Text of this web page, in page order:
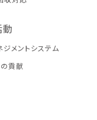
メントシステム
貢献